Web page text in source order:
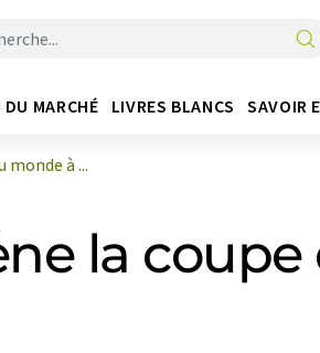
DU MARCHÉ LIVRES BLANCS SAVOIR
monde à ...
la